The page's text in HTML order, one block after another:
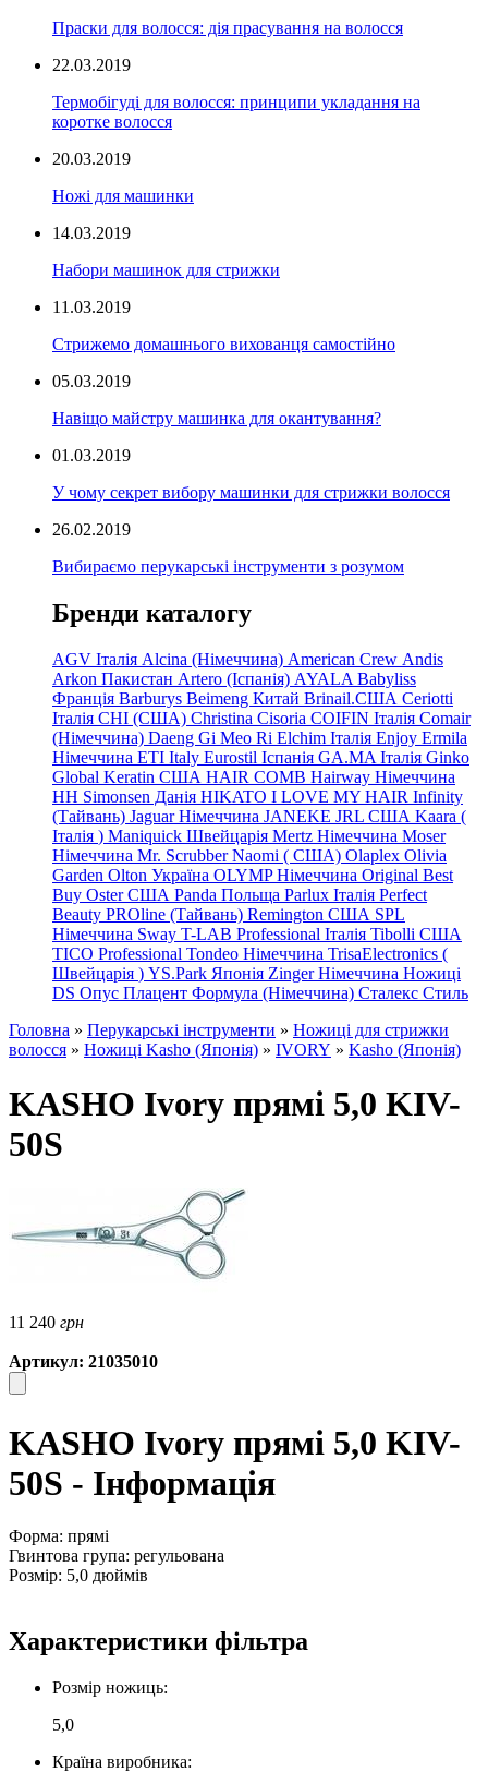
Праски для волосся: дія прасування на волосся
22.03.2019
Термобігуді для волосся: принципи укладання на
коротке волосся
20.03.2019
Ножі для машинки
14.03.2019
Набори машинок для стрижки
11.03.2019
Стрижемо домашнього вихованця самостійно
05.03.2019
Навіщо майстру машинка для окантування?
01.03.2019
У чому секрет вибору машинки для стрижки волосся
26.02.2019
Вибираємо перукарські інструменти з розумом
Бренди каталогу
AGV Італія Alcina (Німеччина) American Crew Andis
Arkon Пакистан Artero (Іспанія) AYALA Babyliss
Франція Barburys Beimeng Китай Brinail.США Ceriotti
Італія CHI (США) Christina Cisoria COIFIN Італія Comair
(Німеччина) Daeng Gi Meo Ri Elchim Італія Enjoy Ermila
Німеччина ETI Italy Eurostil Іспанія GA.MA Італія Ginko
Global Keratin США HAIR COMB Hairway Німеччина
HH Simonsen Данія HIKATO I LOVE MY HAIR Infinity
(Тайвань) Jaguar Німеччина JANEKE JRL США Kaara (
Італія ) Maniquick Швейцарія Mertz Німеччина Moser
Німеччина Mr. Scrubber Naomi ( США) Olaplex Olivia
Garden Olton Україна OLYMP Німеччина Original Best
Buy Oster США Panda Польща Parlux Італія Perfect
Beauty PROline (Тайвань) Remington США SPL
Німеччина Sway T-LAB Professional Італія Tibolli США
TICO Professional Tondeo Німеччина TrisaElectronics (
Швейцарія ) YS.Park Японія Zinger Німеччина Ножиці
DS Опус Плацент Формула (Німеччина) Сталекс Стиль
Головна » Перукарські інструменти » Ножиці для стрижки
волосся » Ножиці Kasho (Японія) » IVORY » Kasho (Японія)
KASHO Ivory прямі 5,0 KIV-
50S
11 240 грн
Артикул: 21035010
KASHO Ivory прямі 5,0 KIV-
50S - Інформація
Форма: прямі
Гвинтова група: регульована
Розмір: 5,0 дюймів
Характеристики фільтра
Розмір ножиць:
5,0
Країна виробника: